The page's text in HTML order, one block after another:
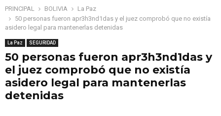
PRINCIPAL BOLIVIA
La Paz
50 personas fueron apr3h3nd1das y el juez comprobó que no existía
asidero legal para mantenerlas detenidas
La Paz SEGURIDAD
50 personas fueron apr3h3nd1das y
el juez comprobó que no existía
asidero legal para mantenerlas
detenidas